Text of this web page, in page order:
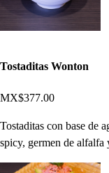
Tostaditas Wonton
MX$377.00
Tostaditas con base de
spicy, germen de alfalfa